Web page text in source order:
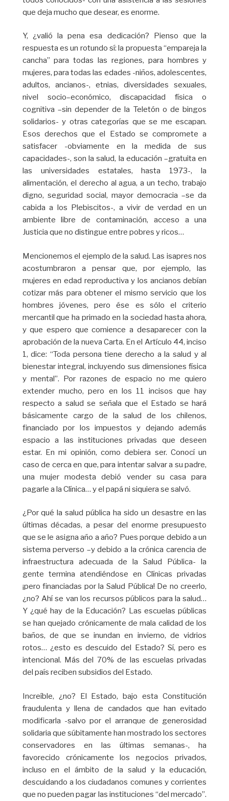
que deja mucho que desear, es enorme.
Y, ¿valió la pena esa dedicación? Pienso que la
respuesta es un rotundo sí: la propuesta “empareja la
cancha” para todas las regiones, para hombres y
mujeres, para todas las edades -niños, adolescentes,
adultos, ancianos-, etnias, diversidades sexuales,
nivel socio–económico, discapacidad física o
cognitiva –sin depender de la Teletón o de bingos
solidarios- y otras categorías que se me escapan.
Esos derechos que el Estado se compromete a
satisfacer -obviamente en la medida de sus
capacidades-, son la salud, la educación –gratuita en
las universidades estatales, hasta 1973-, la
alimentación, el derecho al agua, a un techo, trabajo
digno, seguridad social, mayor democracia –se da
cabida a los Plebiscitos-, a vivir de verdad en un
ambiente libre de contaminación, acceso a una
Justicia que no distingue entre pobres y ricos…
Mencionemos el ejemplo de la salud. Las isapres nos
acostumbraron a pensar que, por ejemplo, las
mujeres en edad reproductiva y los ancianos debían
cotizar más para obtener el mismo servicio que los
hombres jóvenes, pero ése es sólo el criterio
mercantil que ha primado en la sociedad hasta ahora,
y que espero que comience a desaparecer con la
aprobación de la nueva Carta. En el Artículo 44, inciso
1, dice: “Toda persona tiene derecho a la salud y al
bienestar integral, incluyendo sus dimensiones física
y mental”. Por razones de espacio no me quiero
extender mucho, pero en los 11 incisos que hay
respecto a salud se señala que el Estado se hará
básicamente cargo de la salud de los chilenos,
financiado por los impuestos y dejando además
espacio a las instituciones privadas que deseen
estar. En mi opinión, como debiera ser. Conocí un
caso de cerca en que, para intentar salvar a su padre,
una mujer modesta debió vender su casa para
pagarle a la Clínica… y el papá ni siquiera se salvó.
¿Por qué la salud pública ha sido un desastre en las
últimas décadas, a pesar del enorme presupuesto
que se le asigna año a año? Pues porque debido a un
sistema perverso –y debido a la crónica carencia de
infraestructura adecuada de la Salud Pública- la
gente termina atendiéndose en Clínicas privadas
¡pero financiadas por la Salud Pública! De no creerlo,
¿no? Ahí se van los recursos públicos para la salud…
Y ¿qué hay de la Educación? Las escuelas públicas
se han quejado crónicamente de mala calidad de los
baños, de que se inundan en invierno, de vidrios
rotos… ¿esto es descuido del Estado? Sí, pero es
intencional. Más del 70% de las escuelas privadas
del país reciben subsidios del Estado.
Increíble, ¿no? El Estado, bajo esta Constitución
fraudulenta y llena de candados que han evitado
modificarla -salvo por el arranque de generosidad
solidaria que súbitamente han mostrado los sectores
conservadores en las últimas semanas-, ha
favorecido crónicamente los negocios privados,
incluso en el ámbito de la salud y la educación,
descuidando a los ciudadanos comunes y corrientes
que no pueden pagar las instituciones “del mercado”.